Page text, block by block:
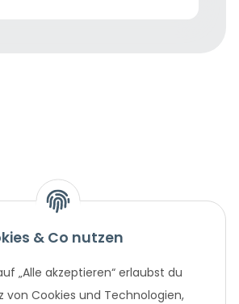
& Co nutzen
„Alle akzeptieren“ erlaubst du
von Cookies und Technologien,